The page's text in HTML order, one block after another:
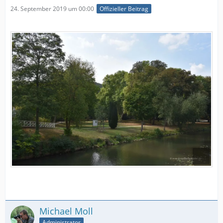
24. September 2019 um 00:00 Offizieller Beitrag
Michael Moll